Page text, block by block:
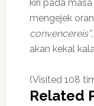
kiri pada
mengejek
convencereis”
akan kekal
(Visited 108
Related